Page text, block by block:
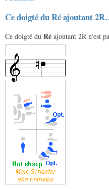
Ce doigté du Ré ajoutant
Ce doigté du Ré ajoutant 2R n'est